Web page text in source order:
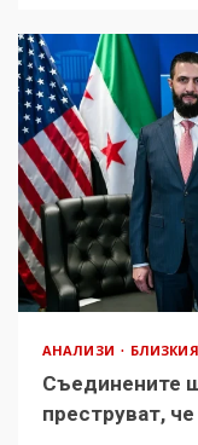
АНАЛИЗИ
Съединените
преструват,